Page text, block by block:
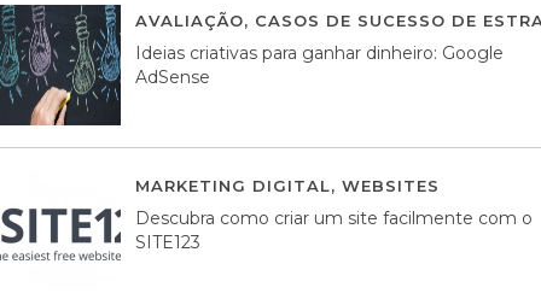
AVALIAÇÃO, CASOS DE SUCESSO DE
Ideias criativas para ganhar dinheiro: Google
AdSense
MARKETING DIGITAL, WEBSITES
Descubra como criar um site facilmente com o
SITE123